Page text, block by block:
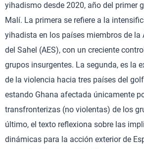
yihadismo desde 2020, año del primer
Malí. La primera se refiere a la
yihadista en los países miembros de la
del Sahel (AES), con un creciente
grupos insurgentes. La segunda, es la
de la violencia hacia tres países del
estando Ghana afectada únicamente
transfronterizas (no violentas) de los
último, el texto reflexiona sobre las
dinámicas para la acción exterior de